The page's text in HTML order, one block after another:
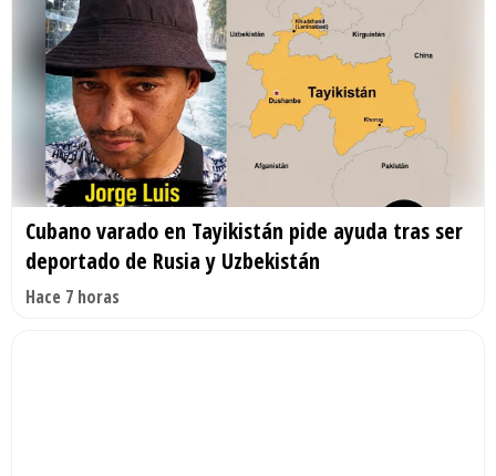
Cubano varado en Tayikistán pide ayuda tras ser
deportado de Rusia y Uzbekistán
Hace 7 horas